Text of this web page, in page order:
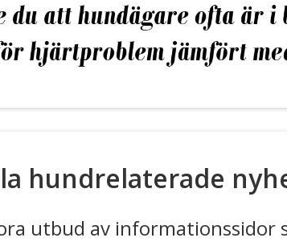
hundrelaterade
utbud av informationssidor